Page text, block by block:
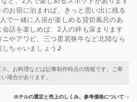
お宿に泊まれば、きっと思い出に残る
で一緒に入浴が楽しめる貸切風呂のあ
話を楽しめば、2人の絆も深まります
やアワビ、三つ星若狭牛など北陸なら
しちゃいましょう♪
ホテルの選定と売上のしくみ、参考価格について